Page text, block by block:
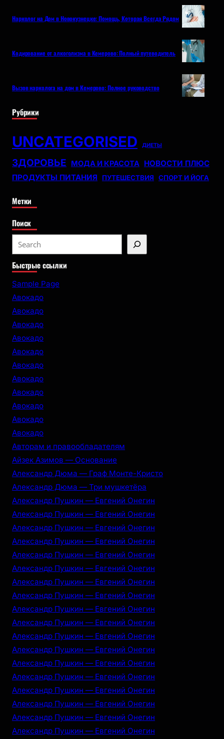
Нарколог на Дом в Новокузнецке: Помощь, Которая Всегда Рядом
Кодирование от алкоголизма в Кемерово: Полный путеводитель
Вызов нарколога на дом в Кемерово: Полное руководство
Рубрики
UNCATEGORISED ДИЕТЫ
ЗДОРОВЬЕ МОДА И КРАСОТА НОВОСТИ ПЛЮС
ПРОДУКТЫ ПИТАНИЯ
ПУТЕШЕСТВИЯ СПОРТ И ЙОГА
Метки
Поиск
e
a
r
Быстрые ссылки
Sample Page
Авокадо
Авокадо
Авокадо
Авокадо
Авокадо
Авокадо
Авокадо
Авокадо
Авокадо
Авокадо
Авокадо
Авторам и правообладателям
Айзек Азимов — Основание
Александр Дюма — Граф Монте-Кристо
Александр Дюма — Три мушкетёра
Александр Пушкин — Евгений Онегин
Александр Пушкин — Евгений Онегин
Александр Пушкин — Евгений Онегин
Александр Пушкин — Евгений Онегин
Александр Пушкин — Евгений Онегин
Александр Пушкин — Евгений Онегин
Александр Пушкин — Евгений Онегин
Александр Пушкин — Евгений Онегин
Александр Пушкин — Евгений Онегин
Александр Пушкин — Евгений Онегин
Александр Пушкин — Евгений Онегин
Александр Пушкин — Евгений Онегин
Александр Пушкин — Евгений Онегин
Александр Пушкин — Евгений Онегин
Александр Пушкин — Евгений Онегин
Александр Пушкин — Евгений Онегин
Александр Пушкин — Евгений Онегин
Александр Пушкин — Евгений Онегин